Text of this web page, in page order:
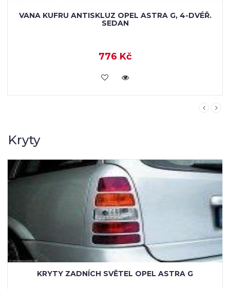
VANA KUFRU ANTISKLUZ OPEL ASTRA G, 4-DVÉŘ.
SEDAN
776 Kč
KOUPIT
Kryty
KRYTY ZADNÍCH SVĚTEL OPEL ASTRA G